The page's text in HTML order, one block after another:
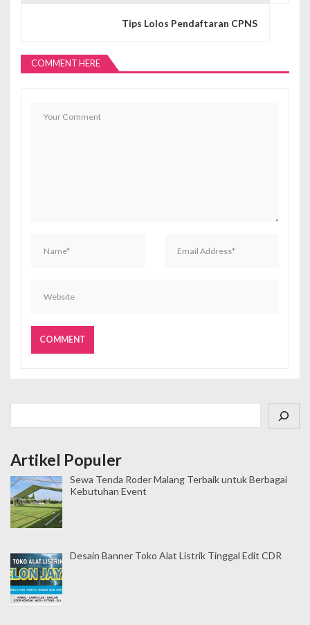
a
Tips Lolos Pendaftaran CPNS
COMMENT HERE
Artikel Populer
Sewa Tenda Roder Malang Terbaik untuk Berbagai
Kebutuhan Event
Desain Banner Toko Alat Listrik Tinggal Edit CDR